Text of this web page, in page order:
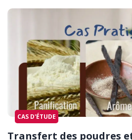
CAS D'ÉTUDE
Transfert des poudres